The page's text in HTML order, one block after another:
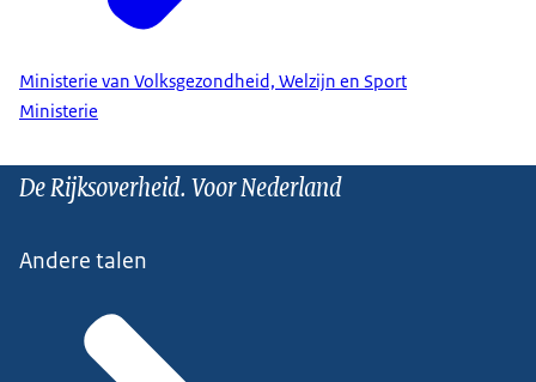
Ministerie van Volksgezondheid, Welzijn en Sport
Ministerie
De Rijksoverheid. Voor Nederland
Andere talen